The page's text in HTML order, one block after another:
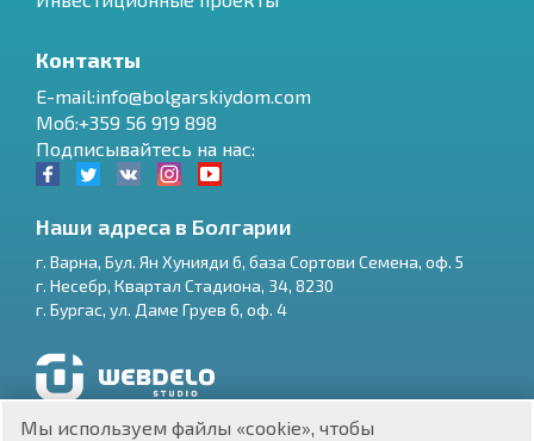
$
Контакты
E-mail:info@bolgarskiydom.com
Моб:+359 56 919 898
Подписывайтесь на нас:
Наши адреса в Болгарии
г. Варна, Бул. Ян Хунияди 6, база Сортови Семена, оф. 5
г. Несебр, Квартал Стадиона, 34, 8230
г. Бургас, ул. Даме Груев 6, оф. 4
Разработка и SEO продвижение сайтов
Мы используем файлы «cookie», чтобы